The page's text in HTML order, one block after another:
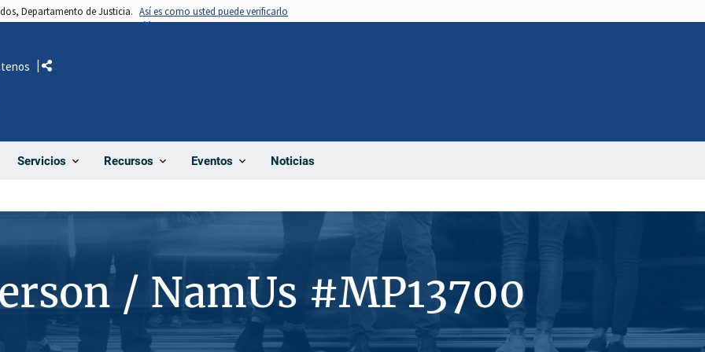
Departamento de Justicia. Así es como usted puede verificarlo
Servicios Recursos Eventos Noticias
Comparte
/ NamUs #MP13700